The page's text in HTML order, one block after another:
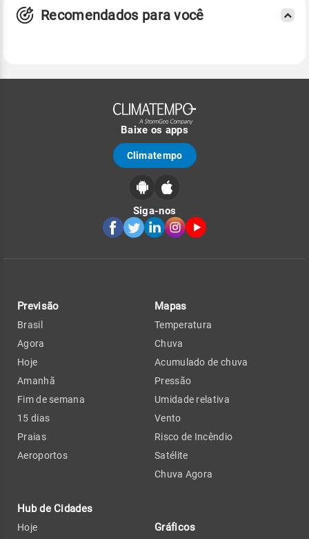
Recomendados para você
Baixe os apps
Climatempo
Siga-nos
Previsão
Brasil
Agora
Hoje
Amanhã
Fim de semana
15 dias
Praias
Aeroportos
Hub de Cidades
Hoje
Mapas
Temperatura
Chuva
Acumulado de chuva
Pressão
Umidade relativa
Vento
Risco de Incêndio
Satélite
Chuva Agora
Gráficos